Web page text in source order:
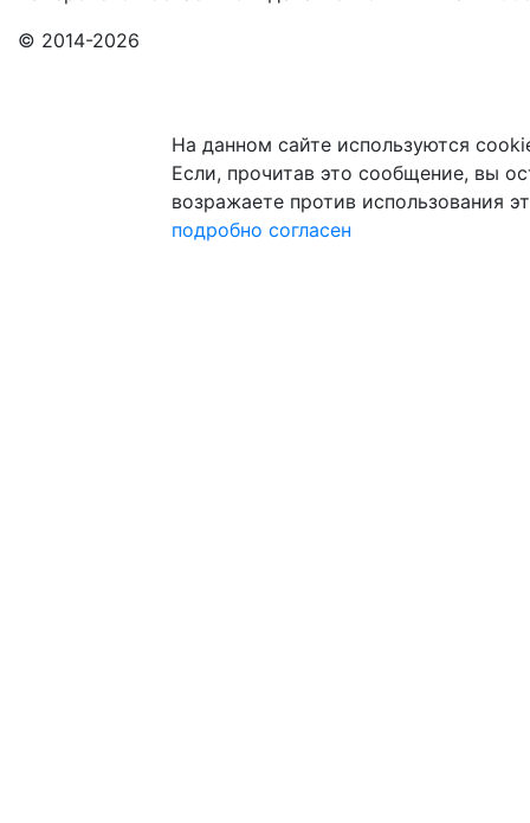
© 2014-2026
На данном сайте используются
Если, прочитав это сообщение, вы
возражаете против использования
подробно согласен